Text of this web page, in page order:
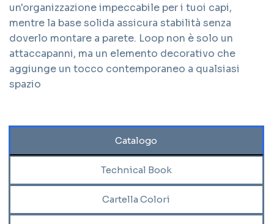
un'organizzazione impeccabile per i tuoi capi,
mentre la base solida assicura stabilità senza
doverlo montare a parete. Loop non è solo un
attaccapanni, ma un elemento decorativo che
aggiunge un tocco contemporaneo a qualsiasi
spazio
Catalogo
Technical Book
Cartella Colori